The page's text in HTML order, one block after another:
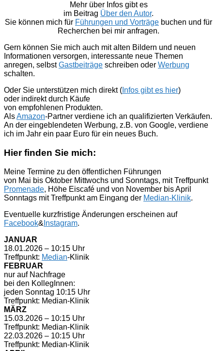
Mehr über Infos gibt es
im Beitrag Über den Autor.
Sie können mich für Führungen und Vorträge buchen und für
Recherchen bei mir anfragen.
Gern können Sie mich auch mit alten Bildern und neuen
Informationen versorgen, interessante neue Themen
anregen, selbstGastbeiträge schreiben oder Werbung
schalten.
Oder Sie unterstützen mich direkt ( Infos gibt es hier)
oder indirekt durch Käufe
von empfohlenen Produkten.
AlsAmazon-Partner verdiene ich an qualifizierten Verkäufen.
An der eingeblendeten Werbung, z.B. von Google, verdiene
ich im Jahr ein paar Euro für ein neues Buch.
Hier finden Sie mich:
Meine Termine zu den öffentlichen Führungen
von Mai bis Oktober Mittwochs und Sonntags, mit Treffpunkt
Promenade, Höhe Eiscafé und von November bis April
Sonntags mit Treffpunkt am Eingang der Median-Klinik.
Eventuelle kurzfristige Änderungen erscheinen auf
Facebook& Instagram.
JANUAR
18.01.2026 – 10:15 Uhr
Treffpunkt: Median-Klinik
FEBRUAR
nur auf Nachfrage
bei den KollegInnen:
jeden Sonntag 10:15 Uhr
Treffpunkt: Median-Klinik
MÄRZ
15.03.2026 – 10:15 Uhr
Treffpunkt: Median-Klinik
22.03.2026 – 10:15 Uhr
Treffpunkt: Median-Klinik